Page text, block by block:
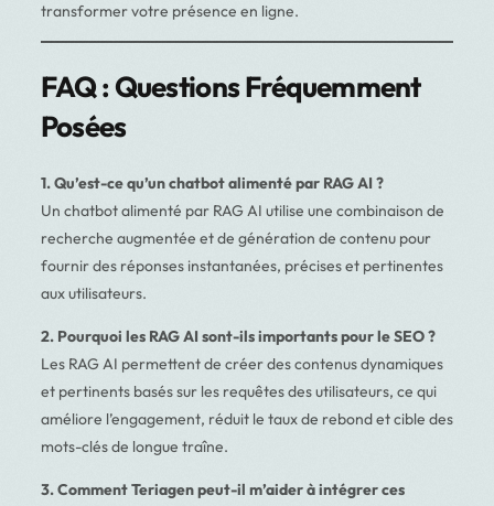
transformer votre présence en ligne.
FAQ : Questions Fréquemment
Posées
1. Qu’est-ce qu’un chatbot alimenté par RAG AI ?
Un chatbot alimenté par RAG AI utilise une combinaison de
recherche augmentée et de génération de contenu pour
fournir des réponses instantanées, précises et pertinentes
aux utilisateurs.
2. Pourquoi les RAG AI sont-ils importants pour le SEO ?
Les RAG AI permettent de créer des contenus dynamiques
et pertinents basés sur les requêtes des utilisateurs, ce qui
améliore l’engagement, réduit le taux de rebond et cible des
mots-clés de longue traîne.
3. Comment Teriagen peut-il m’aider à intégrer ces